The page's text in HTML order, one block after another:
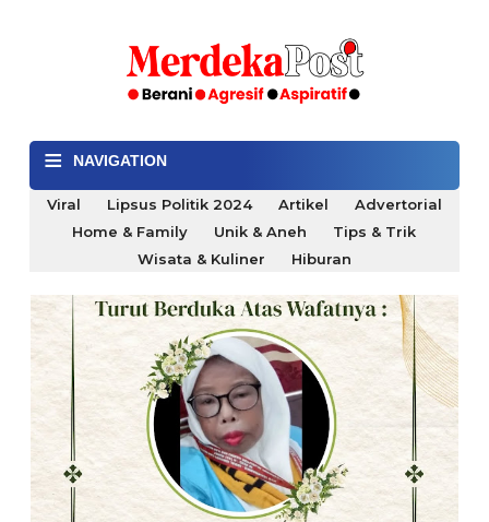
≡ NAVIGATION
Viral Lipsus Politik 2024 Artikel
Advertorial
Home & Family
Unik & Aneh
Tips & Trik
Wisata & Kuliner
Hiburan